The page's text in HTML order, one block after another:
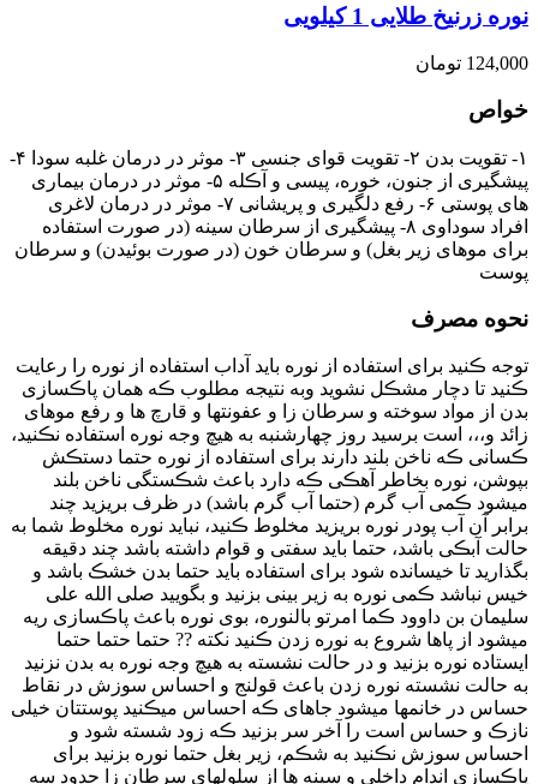
نوره زرنیخ طلایی 1 کیلویی
124,000 تومان
خواص
۱- تقویت بدن ۲- تقویت قوای جنسی ۳- موثر در درمان غلبه سودا ۴-
پیشگیری از جنون، خوره، پیسی و آڪله ۵- موثر در درمان بیماری
های پوستی ۶- رفع دلگیری و پریشانی ۷- موثر در درمان لاغری
افراد سوداوی ۸- پیشگیری از سرطان سینه (در صورت استفاده
برای موهای زیر بغل) و سرطان خون (در صورت بوئیدن) و سرطان
پوست
نحوه مصرف
توجه ڪنید برای استفاده از نوره باید آداب استفاده از نوره را رعایت
ڪنید تا دچار مشڪل نشوید وبه نتیجه مطلوب ڪه همان پاڪسازی
بدن از مواد سوخته و سرطان زا و عفونتها و قارچ ها و رفع موهای
زائد و،،، است برسید روز چهارشنبه به هیچ وجه نوره استفاده نڪنید،
ڪسانی ڪه ناخن بلند دارند برای استفاده از نوره حتما دستڪش
بپوشن، نوره بخاطر آهڪی ڪه دارد باعث شڪستگی ناخن بلند
میشود ڪمی آب گرم (حتما آب گرم باشد) در ظرف بریزید چند
برابر آن آب پودر نوره بریزید مخلوط ڪنید، نباید نوره مخلوط شما به
حالت آبڪی باشد، حتما باید سفتی و قوام داشته باشد چند دقیقه
بگذارید تا خیسانده شود برای استفاده باید حتما بدن خشڪ باشد و
خیس نباشد ڪمی نوره به زیر بینی بزنید و بگویید صلی الله علی
سلیمان بن داوود ڪما امرتو بالنوره، بوی نوره باعث پاڪسازی ریه
میشود از پاها شروع به نوره زدن ڪنید نکته ?? حتما حتما حتما
ایستاده نوره بزنید و در حالت نشسته به هیچ وجه نوره به بدن نزنید
به حالت نشسته نوره زدن باعث قولنج و احساس سوزش در نقاط
حساس در خانمها میشود جاهای ڪه احساس میڪنید پوستتان خیلی
نازڪ و حساس است را آخر سر بزنید ڪه زود شسته شود و
احساس سوزش نڪنید به شڪم، زیر بغل حتما نوره بزنید برای
پاڪسازی اندام داخلی و سینه ها از سلولهای سرطان زا حدود سه